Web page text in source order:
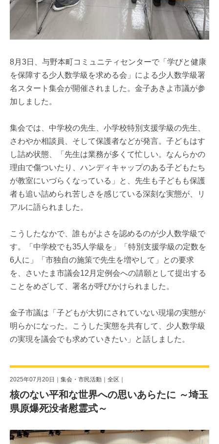
8月3日、与野本町コミュニティセンターで「学びと健康
を保障する少人数学級を求める会」による少人数学級署
名スタート集会が開催されました。金子あきよ市議が参
加しました。
集会では、中学校の先生、小学校特別支援学級の先生、
さわやか相談員、そして保護者などが発言。子どもはす
し詰め状態、「先生は業務が多くて忙しい。なんらかの
理由で傷ついたり、ハンディキャップのある子どもたち
が教室にいづらくなっている」と、先生も子どもも保護
者も追い詰められ苦しさを感じている深刻な実態が、リ
アルに語られました。
こうしたなかで、誰もがよさを認めるのが少人数学級で
す。「中学校でも35人学級を」「特別支援学級の定数を
6人に」「市独自の施策で先生を増やして」との要求
を、さいたま市議会12月定例会への請願として提出する
ことをめざして、署名が呼びかけられました。
金子市議は「子どもが大切にされていない現場の実態が
明らかになった。こうした実態を共有して、少人数学級
の実現を議会でも求めていきたい」と話しました。
2025年07月20日｜ 集会・市民活動 全区
核のない平和な世界への思いあらたに ～埼玉
県原爆死没者慰霊式～